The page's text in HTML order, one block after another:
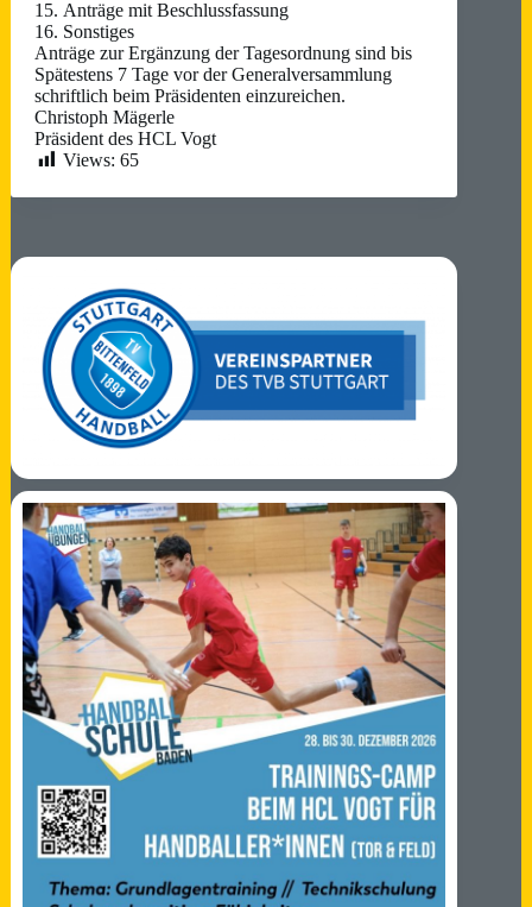
15. Anträge mit Beschlussfassung
16. Sonstiges
Anträge zur Ergänzung der Tagesordnung sind bis
Spätestens 7 Tage vor der Generalversammlung
schriftlich beim Präsidenten einzureichen.
Christoph Mägerle
Präsident des HCL Vogt
Views: 65